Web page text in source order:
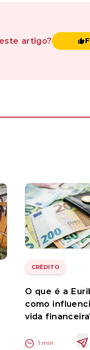
artigo?
CRÉDITO
O que é a
como
vida
1 min